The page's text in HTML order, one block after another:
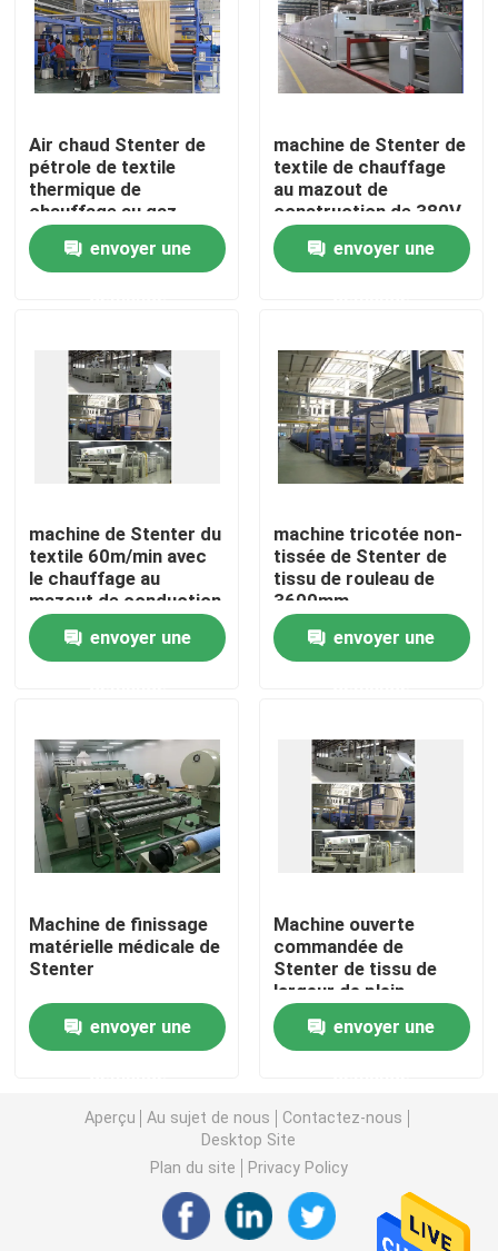
Produits
Au sujet de nous
Contrôle de qualité
Contactez-nous
nouvelles
Demandez une citation
stenter d'arrangement de la chaleur
Machine de Stenter d'air chaud
machine de stenter de tissu
Machine de finissage de textile
Machine de vapeur de boucle
Détendez une machine plus sèche
Air chaud Stenter de
pétrole de textile
thermique de
chauffage au gaz
envoyer une
machine de Stenter de
textile de chauffage
au mazout de
construction de 380V
220V
envoyer une
machine de Stenter du
textile 60m/min avec
le chauffage au
mazout de conduction
envoyer une
machine tricotée non-
tissée de Stenter de
tissu de rouleau de
3600mm
envoyer une
Machine de finissage
matérielle médicale de
Stenter
envoyer une
Machine ouverte
commandée de
Stenter de tissu de
largeur de plein
convertisseur
envoyer une
Aperçu Au sujet de nous
Contactez-nous
Desktop Site
Plan du site
Privacy Policy